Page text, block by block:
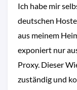
Ich habe mir
deutschen
aus meinem
exponiert nur
Proxy. Dieser
zuständig und